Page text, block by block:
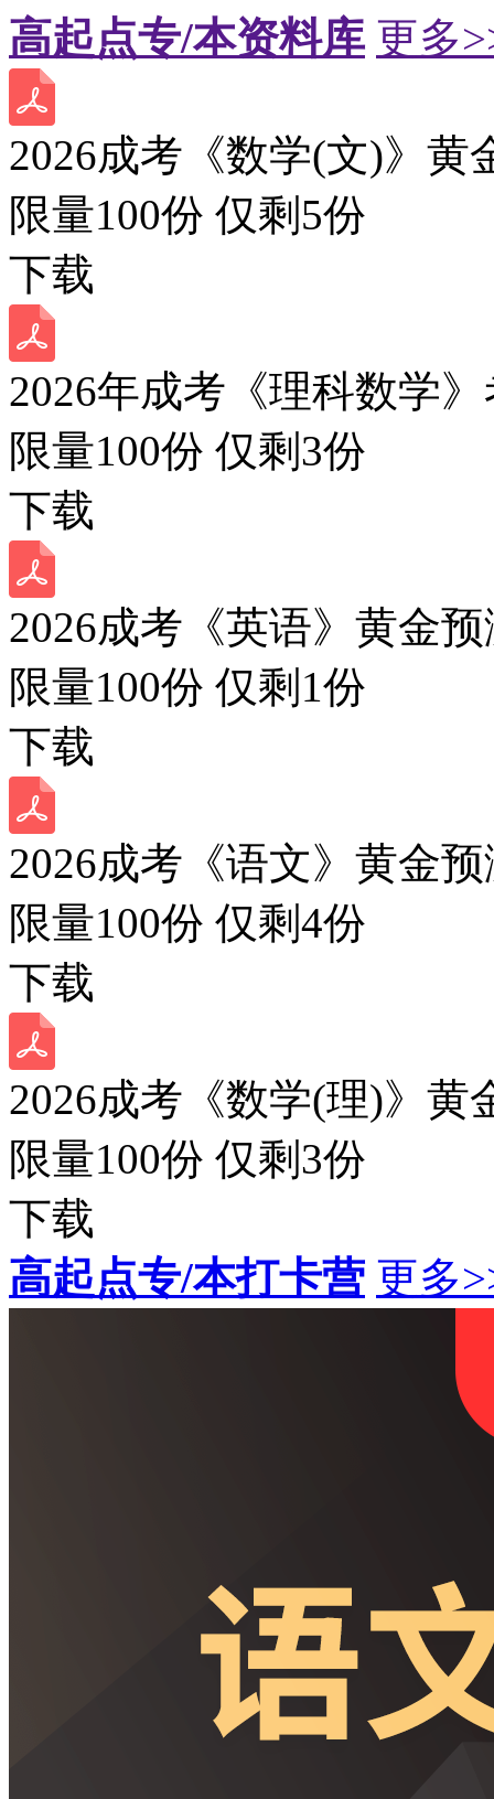
高起点专/本资料库 更多
2026成考《数学(文)》黄
限量100份 仅剩 5份
下载
2026年成考《理科数学
限量100份 仅剩 3份
下载
2026成考《英语》黄金
限量100份 仅剩 1份
下载
2026成考《语文》黄金
限量100份 仅剩4份
下载
2026成考《数学(理)》黄
限量100份 仅剩 3份
下载
高起点专/本打卡营 更多